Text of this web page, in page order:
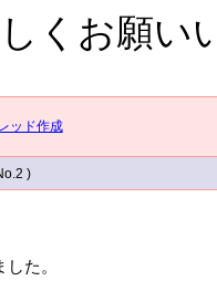
くお願い
ッド作成
)
た。